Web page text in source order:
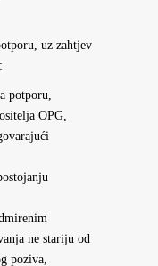
uz zahtjev
potporu,
OPG,
ne stariju od
poziva,